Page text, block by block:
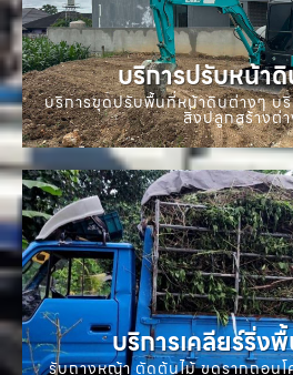
บริการปรับหน้า
บริการขุดปรับพื้นที่หน้าดินต่างๆ บ
สิ่งปลูกสร้างต่
บริการเคลียร์ริ่ง
รับถางหญ้า ตัดต้นไม้ ขุดรากถอน